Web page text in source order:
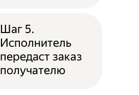
Шаг 5.
Исполнитель
передаст заказ
получателю